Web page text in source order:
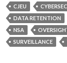
CJEU
DATA RETENTION
NSA
SURVEILLANCE